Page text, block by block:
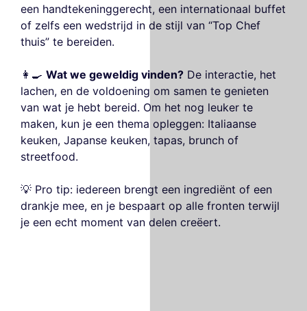
een handtekeninggerecht, een internationaal buffet
of zelfs een wedstrijd in de stijl van “Top Chef
thuis” te bereiden.
👩‍🍳 Wat we geweldig vinden? De interactie, het
lachen, en de voldoening om samen te genieten
van wat je hebt bereid. Om het nog leuker te
maken, kun je een thema opleggen: Italiaanse
keuken, Japanse keuken, tapas, brunch of
streetfood.
💡 Pro tip: iedereen brengt een ingrediënt of een
drankje mee, en je bespaart op alle fronten terwijl
je een echt moment van delen creëert.